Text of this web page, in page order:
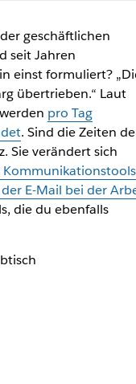
geschäftlichen
seit Jahren
einst formuliert?
übertrieben.“ Laut
pro Tag
. Sind die Zeiten
Sie verändert sich
E-Mail bei der
die du ebenfalls